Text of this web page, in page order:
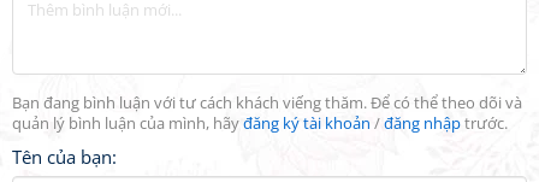
Bạn đang bình luận với tư cách khách viếng thăm. Để có thể theo dõi và
quản lý bình luận của mình, hãyđăng ký tài khoản /đăng nhậptrước.
Tên của bạn: